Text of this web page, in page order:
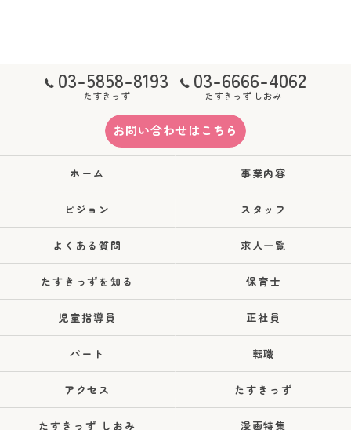
03-5858-8193
たすきっず
03-6666-4062
たすきっず しおみ
お問い合わせはこちら
ホーム 事業内容
ビジョン スタッフ
よくある質問 求人一覧
たすきっずを知る 保育士
児童指導員 正社員
パート 転職
アクセス たすきっず
たすきっず しおみ 漫画特集